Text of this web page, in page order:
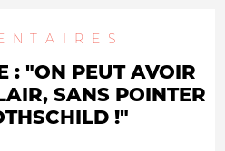
: "ON PEUT AVOIR
SANS POINTER
!"